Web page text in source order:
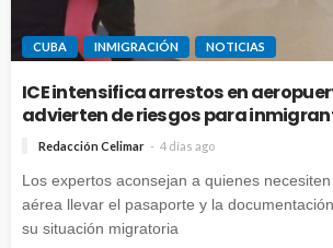
CUBA INMIGRACIÓN NOTICIAS
ICE intensifica arrestos en
advierten de riesgos para
Redacción Celimar 4 días ago
Los expertos aconsejan a quienes
aérea llevar el pasaporte y la
su situación migratoria